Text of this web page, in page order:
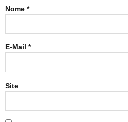
Nome *
E-Mail *
Site